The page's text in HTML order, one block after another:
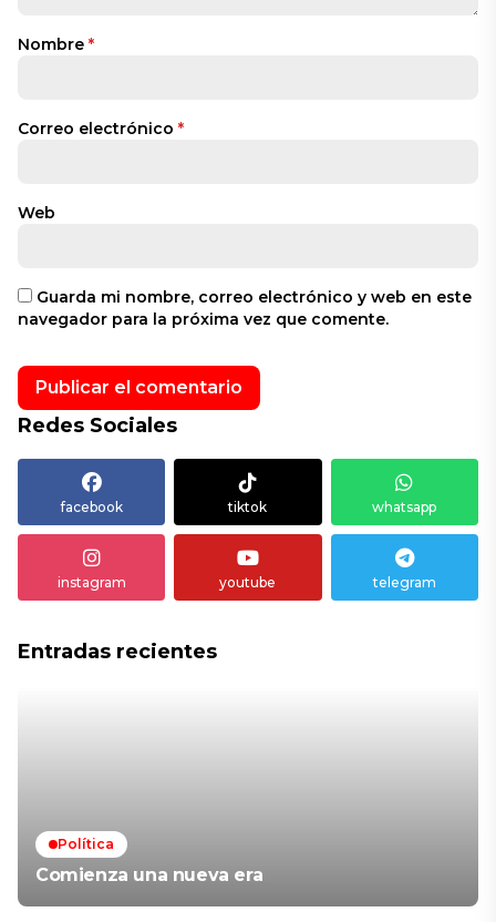
Nombre *
Correo electrónico *
Web
Guarda mi nombre, correo electrónico y web en este
navegador para la próxima vez que comente.
Redes Sociales
facebook tiktok whatsapp
instagram youtube telegram
Entradas recientes
Política
Comienza una nueva era